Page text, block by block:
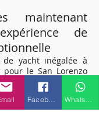
maintenant
de
yacht inégalée à
pour le San Lorenzo
parfait de
de luxe et de
vous promet une
de rêve sur la Côte